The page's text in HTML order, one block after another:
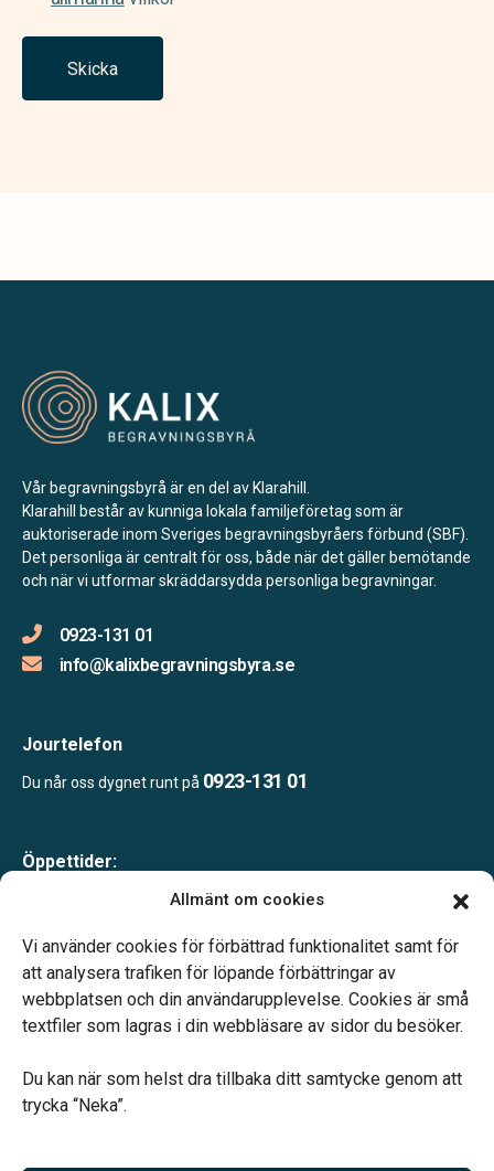
Allmänt om cookies
Vi använder cookies för förbättrad funktionalitet samt för
att analysera trafiken för löpande förbättringar av
webbplatsen och din användarupplevelse. Cookies är små
textfiler som lagras i din webbläsare av sidor du besöker.
Du kan när som helst dra tillbaka ditt samtycke genom att
trycka “Neka”.
Skicka
Vår begravningsbyrå är en del av Klarahill.
Klarahill består av kunniga lokala familjeföretag som är
auktoriserade inom Sveriges begravningsbyråers förbund (SBF).
Det personliga är centralt för oss, både när det gäller bemötande
och när vi utformar skräddarsydda personliga begravningar.
0923-131 01
info@kalixbegravningsbyra.se
Jourtelefon
Du når oss dygnet runt på 0923-131 01
Öppettider:
Måndag-fredag 10.00-16.00
Telefonjour dygnet runt.
Vårt systerbolag Verahill hjälper dig med familjejuridiken –